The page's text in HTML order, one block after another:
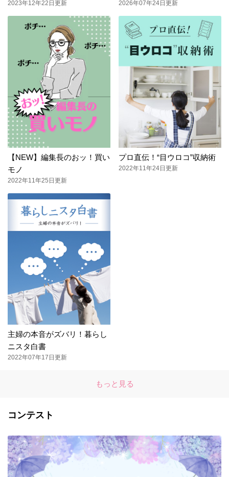
2023年12年22日更新 2026年07年24日更新
【NEW】編集長のおッ！買い
モノ
2022年11年25日更新
プロ直伝！“目ウロコ”収納術
2022年11年24日更新
主婦の本音がズバリ！暮らし
ニスタ白書
2022年07年17日更新
もっと見る
コンテスト